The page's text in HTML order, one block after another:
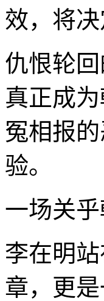
效，将
仇恨轮
真正成
冤相报
验。
一场关
李在明
章，更